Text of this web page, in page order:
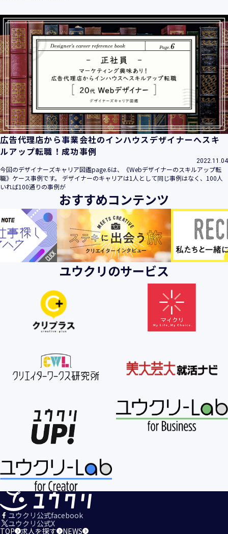
カード情報、ログインID、パスワード、ニックネーム、IPア
ドレス等において、特定の個人を識別できる情報
（他の情報と照合することができ、それにより特定の個人を
識別することができることとなるものを含みます。）
・当社の運営・提供するサービス（以下総称して「当社サー
ビス」といいます。）において、お客様が、当社でご利用に
なったサービスの内容、ご利用日時、ご利用回数などのご利
用内容及びご利用履歴に関する情報
【個人情報の取得・収集について】
当社は、以下の方法により、個人情報を取得させていただき
ます。
当社サービスにおいて、自ら入力された個人情報を、当社は
取得・収集させていただきます。
・電子メール、郵便、書面、電話等の手段により取得・収集
させていただく方法
当社に対し、電子メール、郵便、書面、電話等の手段によっ
て、ご提供いただいた個人情報を、当社は取得・収集させて
いただきます。
・当社等へアクセスされた際に情報を収集させていただく方
す。これらの情報には、利用されるURL、ブラウザや携帯電
話の種類、IPアドレスなどの情報を含みます。
【個人情報の利用目的の公表】
当社は、個人情報を次の利用目的の範囲内で利用すること
第１項及びJISQ15001:2017の附属書A.3.4.2.4に基づき公表し
＜個人情報の利用目的＞
１．当社のサービスを提供するため
２．当社のサービスを安心・安全にご利用いただける環境整
備のため
３．当社のサービスの運営・管理のため
４．当社のサービスに関するご案内、お問い合せ等への対応
５．当社、その他当社のサービスについての調査・データ集
積、改善、研究開発のため
６．当社がおすすめする商品・サービスなどのご案内を送
信・送付するため
７．当社とお客様の間での必要な連絡を行うため
８．当社のサービスに関する当社の規約、ポリシー等（以下
「規約等」といいます。）に違反する行為に対する対応のた
広告代理店から事業会社のインハウスデザイナーへスキ
ルアップ転職！成功事例
2022.11.04
今回のデザイナーズキャリア図鑑page.6は、《Webデザイナーのスキルアップ転
職》ケース事例です。 デザイナーのキャリアは1人として同じ事例はなく、100人
いれば100通りの事例が
おすすめコンテンツ
ユウクリのサービス
ユウクリ公式facebook
ユウクリ公式X
TOP 求人を探す NEWS